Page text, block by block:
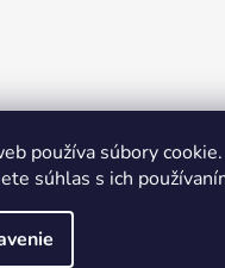
používa súbory
súhlas s ich